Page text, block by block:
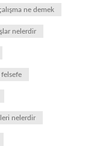
ne demek
nelerdir
nelerdir